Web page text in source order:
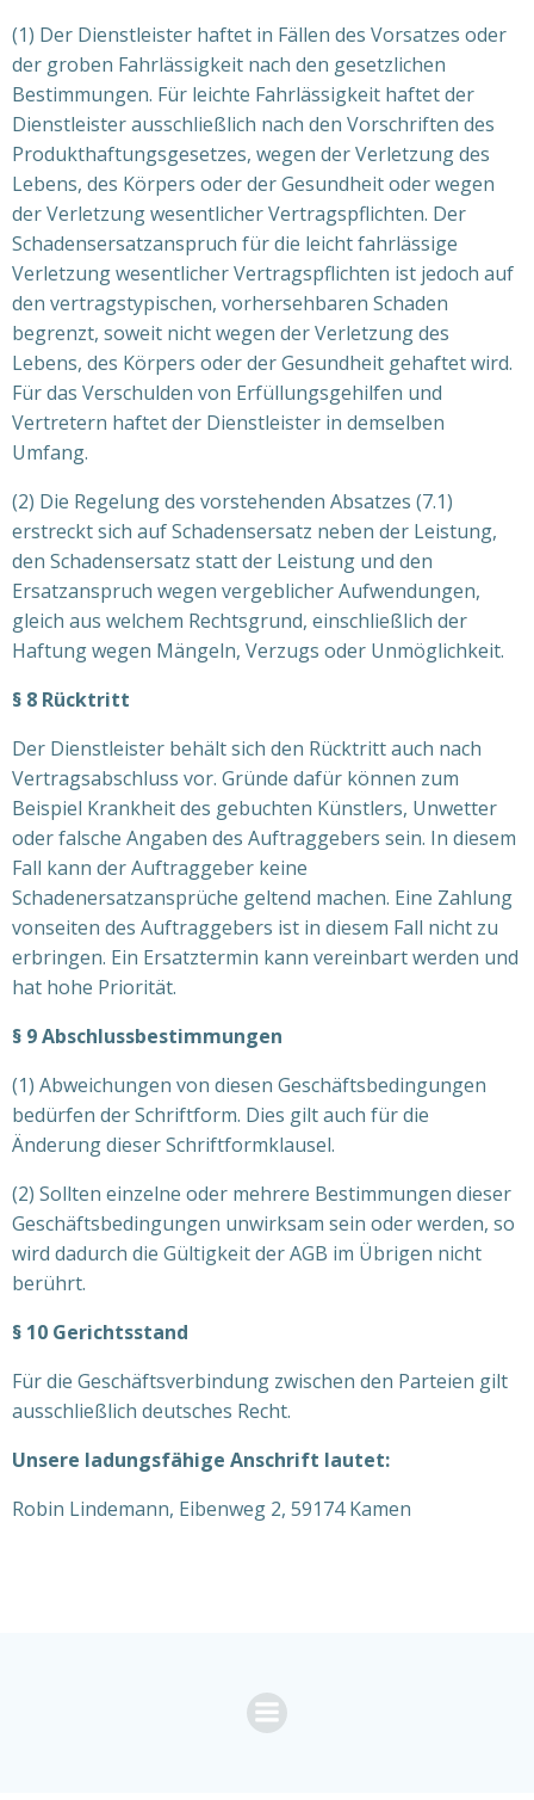
(1) Der Dienstleister haftet in Fällen des Vorsatzes oder
der groben Fahrlässigkeit nach den gesetzlichen
Bestimmungen. Für leichte Fahrlässigkeit haftet der
Dienstleister ausschließlich nach den Vorschriften des
Produkthaftungsgesetzes, wegen der Verletzung des
Lebens, des Körpers oder der Gesundheit oder wegen
der Verletzung wesentlicher Vertragspflichten. Der
Schadensersatzanspruch für die leicht fahrlässige
Verletzung wesentlicher Vertragspflichten ist jedoch auf
den vertragstypischen, vorhersehbaren Schaden
begrenzt, soweit nicht wegen der Verletzung des
Lebens, des Körpers oder der Gesundheit gehaftet wird.
Für das Verschulden von Erfüllungsgehilfen und
Vertretern haftet der Dienstleister in demselben
Umfang.
(2) Die Regelung des vorstehenden Absatzes (7.1)
erstreckt sich auf Schadensersatz neben der Leistung,
den Schadensersatz statt der Leistung und den
Ersatzanspruch wegen vergeblicher Aufwendungen,
gleich aus welchem Rechtsgrund, einschließlich der
Haftung wegen Mängeln, Verzugs oder Unmöglichkeit.
§ 8 Rücktritt
Der Dienstleister behält sich den Rücktritt auch nach
Vertragsabschluss vor. Gründe dafür können zum
Beispiel Krankheit des gebuchten Künstlers, Unwetter
oder falsche Angaben des Auftraggebers sein. In diesem
Fall kann der Auftraggeber keine
Schadenersatzansprüche geltend machen. Eine Zahlung
vonseiten des Auftraggebers ist in diesem Fall nicht zu
erbringen. Ein Ersatztermin kann vereinbart werden und
hat hohe Priorität.
§ 9 Abschlussbestimmungen
(1) Abweichungen von diesen Geschäftsbedingungen
bedürfen der Schriftform. Dies gilt auch für die
Änderung dieser Schriftformklausel.
(2) Sollten einzelne oder mehrere Bestimmungen dieser
Geschäftsbedingungen unwirksam sein oder werden, so
wird dadurch die Gültigkeit der AGB im Übrigen nicht
berührt.
§ 10 Gerichtsstand
Für die Geschäftsverbindung zwischen den Parteien gilt
ausschließlich deutsches Recht.
Unsere ladungsfähige Anschrift lautet:
Robin Lindemann, Eibenweg 2, 59174 Kamen